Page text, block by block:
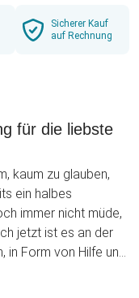
Sicherer Kauf
auf Rechnung
für die liebste
kaum zu glauben,
ein halbes
immer nicht müde,
jetzt ist es an der
in Form von Hilfe und
einem Geschenk